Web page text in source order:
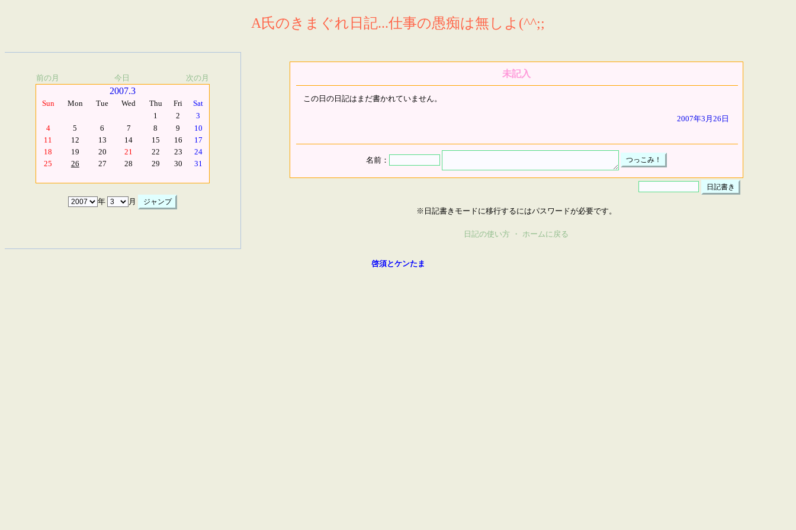
A氏のきまぐれ日記...仕事の愚痴は無しよ(^^;;
前の月 今日 次の月
2007.3
Sun Mon Tue Wed Thu Fri
Sat
1
2
3
4
5 6 7 8 9
10
11
12 13 14 15 16
17
18
19 20 21 22 23
24
25
26 27 28 29 30 31
年 月
未記入
この日の日記はまだ書かれていません。
2007年3月26日
名前：
※日記書きモードに移行するにはパスワードが必要です。
日記の使い方 ・ ホームに戻る
啓須とケンたま